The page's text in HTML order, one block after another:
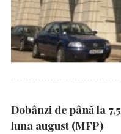
Dobânzi de până la
luna august (MFP)